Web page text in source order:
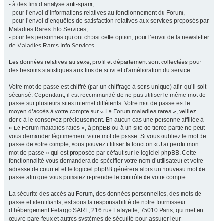
- à des fins d’analyse anti-spam,
- pour l’envoi d’informations relatives au fonctionnement du Forum,
- pour l’envoi d’enquêtes de satisfaction relatives aux services proposés par
Maladies Rares Info Services,
- pour les personnes qui ont choisi cette option, pour l’envoi de la newsletter
de Maladies Rares Info Services.
Les données relatives au sexe, profil et département sont collectées pour
des besoins statistiques aux fins de suivi et d’amélioration du service.
Votre mot de passe est chiffré (par un chiffrage à sens unique) afin qu’il soit
sécurisé. Cependant, il est recommandé de ne pas utiliser le même mot de
passe sur plusieurs sites internet différents. Votre mot de passe est le
moyen d’accès à votre compte sur « Le Forum maladies rares », veillez
donc à le conservez précieusement. En aucun cas une personne affiliée à
« Le Forum maladies rares », à phpBB ou à un site de tierce partie ne peut
vous demander légitimement votre mot de passe. Si vous oubliez le mot de
passe de votre compte, vous pouvez utiliser la fonction « J’ai perdu mon
mot de passe » qui est proposée par défaut sur le logiciel phpBB. Cette
fonctionnalité vous demandera de spécifier votre nom d’utilisateur et votre
adresse de courriel et le logiciel phpBB générera alors un nouveau mot de
passe afin que vous puissiez reprendre le contrôle de votre compte.
La sécurité des accès au Forum, des données personnelles, des mots de
passe et identifiants, est sous la responsabilité de notre fournisseur
d’hébergement Pelargo SARL, 216 rue Lafayette, 75010 Paris, qui met en
œuvre pare-feux et autres systèmes de sécurité pour assurer leur